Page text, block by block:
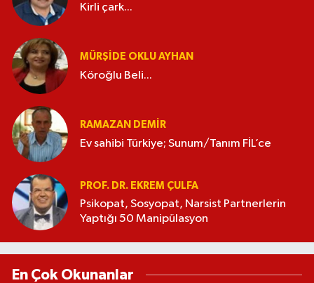
Kirli çark...
MÜRŞIDE OKLU AYHAN
Köroğlu Beli...
RAMAZAN DEMİR
Ev sahibi Türkiye; Sunum/Tanım FİL’ce
PROF. DR. EKREM ÇULFA
Psikopat, Sosyopat, Narsist Partnerlerin
Yaptığı 50 Manipülasyon
En Çok Okunanlar